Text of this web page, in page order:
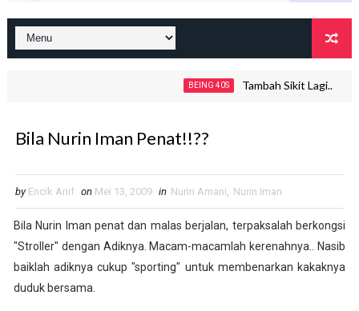
BEING 40S Tambah Sikit Lagi..
Bila Nurin Iman Penat!!??
by Encik Anif on Mei 13, 2009 in Nurin Amani, Nurin Iman
Bila Nurin Iman penat dan malas berjalan, terpaksalah berkongsi
"Stroller" dengan Adiknya. Macam-macamlah kerenahnya.. Nasib
baiklah adiknya cukup "sporting" untuk membenarkan kakaknya
duduk bersama.